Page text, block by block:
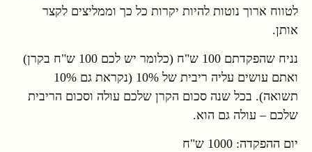
לטווח ארוך נוטות להיות יקרות כל כך וממליצים לקצר
אותן.
נניח שהפקדתם 100 ש"ח (כלומר יש לכם 100 ש"ח בקרן)
ואתם עושים עליה ריבית של 10% (נקראת גם 10%
תשואה). בכל שנה סכום הקרן שלכם עולה וסכום הריבית
שלכם – עולה גם הוא.
יום ההפקדה: 1000 ש"ח